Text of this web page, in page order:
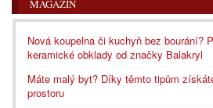
MAGAZÍN
Nová koupelna či kuchyň bez bourání?
keramické obklady od značky Balakryl
Máte malý byt? Díky těmto tipům
prostoru